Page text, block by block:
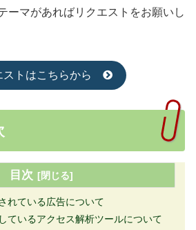
ーマがあればリクエストをお願いし
ストはこちらから
目次
れている広告について
ているアクセス解析ツールについて